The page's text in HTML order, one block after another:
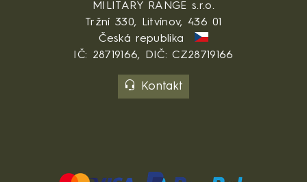
MILITARY RANGE s.r.o.
Tržní 330, Litvínov, 436 01
Česká republika
IČ: 28719166, DIČ: CZ28719166
Kontakt